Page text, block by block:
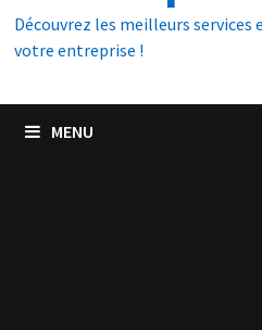
Découvrez les meilleurs
votre entreprise !
MENU